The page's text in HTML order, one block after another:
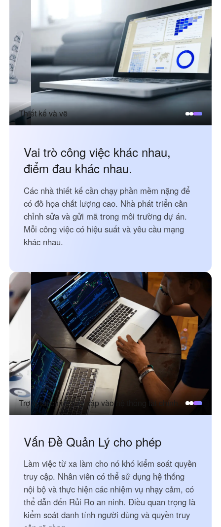
Philippines
English
Singapore
English
Indonesia
English
Қазақстан
Русский
Узбекистан
Русский
Кыргызстан
Русский
United Kingdom
English
España
Español
Россия
Русский
Белару́сь
Русский
Україна
English
Deutschland
English
Belgien
North America
United States
English
Canada
English
México
Español
South America
Colombia
Español
Perú
Español
Español
Oceania
Australia
English
New Zealand
English
Thiết kế và vẽ
Vai trò công việc khác nhau,
điểm đau khác nhau.
Các nhà thiết kế cần chạy phần mềm nặng để
có đồ họa chất lượng cao. Nhà phát triển cần
chỉnh sửa và gửi mã trong môi trường dự án.
Mỗi công việc có hiệu suất và yêu cầu mạng
khác nhau.
Trợ lý tài chính truy cập vào hệ thống tài chính
Vấn Đề Quản Lý cho phép
Làm việc từ xa làm cho nó khó kiểm soát quyền
truy cập. Nhân viên có thể sử dụng hệ thống
nội bộ và thực hiện các nhiệm vụ nhạy cảm, có
thể dẫn đến Rủi Ro an ninh. Điều quan trọng là
kiểm soát danh tính người dùng và quyền truy